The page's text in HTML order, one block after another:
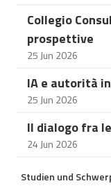
Collegio
prospettive
25 Jun 2026
IA e autorità
25 Jun 2026
Il dialogo fra
24 Jun 2026
Studien und